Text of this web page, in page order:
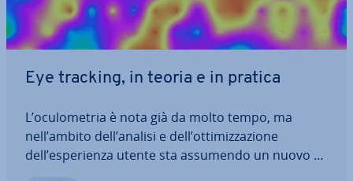
Eye tracking, in teoria e in pratica
L’ocu­lo­me­tria è nota già da molto tempo, ma
nell’ambito dell’analisi e dell’ot­ti­miz­za­zio­ne
dell’espe­rien­za utente sta assumendo un nuovo si­